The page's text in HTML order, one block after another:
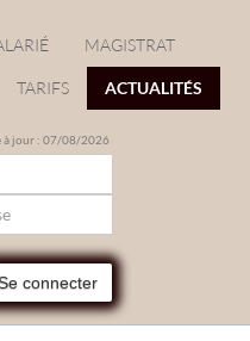
MAGISTRAT
TARIFS ACTUALITÉS
à jour : 07/08/2026
connecter